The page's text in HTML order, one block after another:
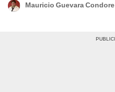
Mauricio Guevara Condore